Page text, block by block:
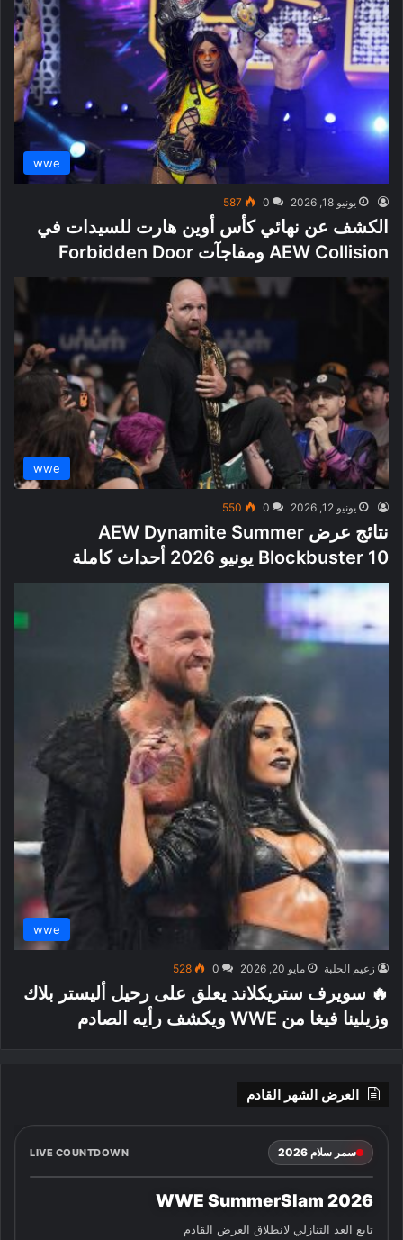
wwe
يونيو 18, 2026 0
587
الكشف عن نهائي كأس أوين هارت للسيدات في
AEW Collision ومفاجآت Forbidden Door
wwe
يونيو 12, 2026 0
550
نتائج عرض AEW Dynamite Summer
Blockbuster 10 يونيو 2026 أحداث كاملة
wwe
زعيم الحلبة مايو 20, 2026 0
528
🔥 سويرف ستريكلاند يعلق على رحيل أليستر بلاك
وزيلينا فيغا من WWE ويكشف رأيه الصادم
العرض الشهر القادم
سمر سلام 2026 LIVE COUNTDOWN
WWE SummerSlam 2026
تابع العد التنازلي لانطلاق العرض القادم